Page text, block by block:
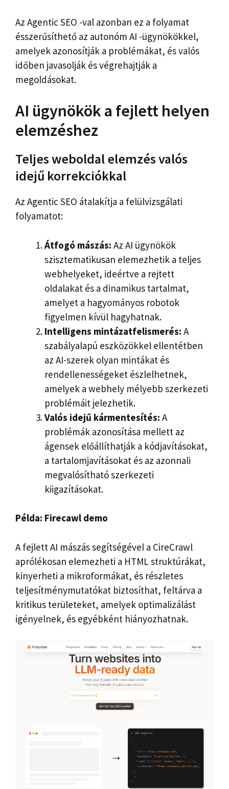
Az Agentic SEO -val azonban ez a folyamat
ésszerűsíthető az autonóm AI -ügynökökkel,
amelyek azonosítják a problémákat, és valós
időben javasolják és végrehajtják a
megoldásokat.
AI ügynökök a fejlett helyen
elemzéshez
Teljes weboldal elemzés valós
idejű korrekciókkal
Az Agentic SEO átalakítja a felülvizsgálati
folyamatot:
Átfogó mászás: Az AI ügynökök
szisztematikusan elemezhetik a teljes
webhelyeket, ideértve a rejtett
oldalakat és a dinamikus tartalmat,
amelyet a hagyományos robotok
figyelmen kívül hagyhatnak.
Intelligens mintázatfelismerés: A
szabályalapú eszközökkel ellentétben
az AI-szerek olyan mintákat és
rendellenességeket észlelhetnek,
amelyek a webhely mélyebb szerkezeti
problémáit jelezhetik.
Valós idejű kármentesítés: A
problémák azonosítása mellett az
ágensek előállíthatják a kódjavításokat,
a tartalomjavításokat és az azonnali
megvalósítható szerkezeti
kiigazításokat.
Példa: Firecawl demo
A fejlett AI mászás segítségével a CireCrawl
aprólékosan elemezheti a HTML struktúrákat,
kinyerheti a mikroformákat, és részletes
teljesítménymutatókat biztosíthat, feltárva a
kritikus területeket, amelyek optimalizálást
igényelnek, és egyébként hiányozhatnak.